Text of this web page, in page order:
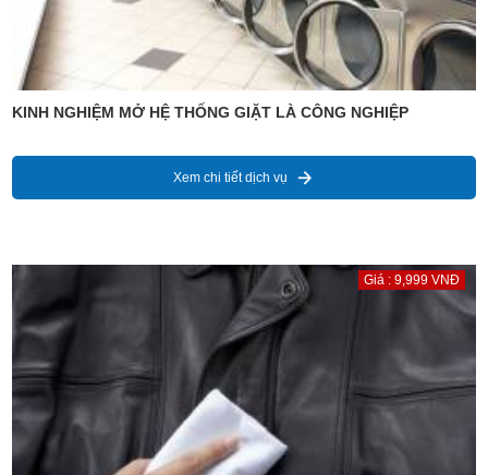
KINH NGHIỆM MỞ HỆ THỐNG GIẶT LÀ CÔNG NGHIỆP
Xem chi tiết dịch vụ
Giá : 9,999 VNĐ